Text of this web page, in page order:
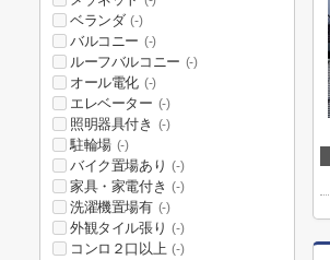
ベランダ (-)
バルコニー (-)
ルーフバルコニー (-)
オール電化 (-)
エレベーター (-)
照明器具付き (-)
駐輪場 (-)
バイク置場あり (-)
家具・家電付き (-)
洗濯機置場有 (-)
外観タイル張り (-)
コンロ２口以上 (-)